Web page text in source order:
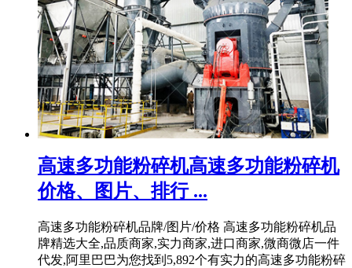
高速多功能粉碎机高速多功能粉碎机
价格、图片、排行 ...
高速多功能粉碎机品牌/图片/价格 高速多功能粉碎机品
牌精选大全,品质商家,实力商家,进口商家,微商微店一件
代发,阿里巴巴为您找到5,892个有实力的高速多功能粉碎